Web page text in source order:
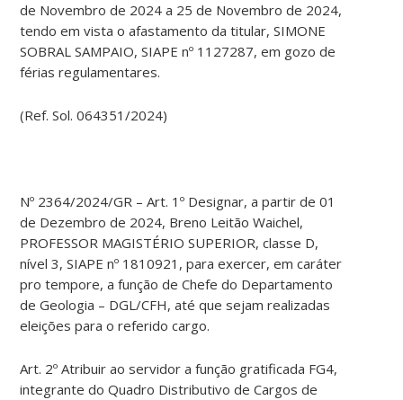
de Novembro de 2024 a 25 de Novembro de 2024,
tendo em vista o afastamento da titular, SIMONE
SOBRAL SAMPAIO, SIAPE nº 1127287, em gozo de
férias regulamentares.
(Ref. Sol. 064351/2024)
Nº 2364/2024/GR – Art. 1º Designar, a partir de 01
de Dezembro de 2024, Breno Leitão Waichel,
PROFESSOR MAGISTÉRIO SUPERIOR, classe D,
nível 3, SIAPE nº 1810921, para exercer, em caráter
pro tempore, a função de Chefe do Departamento
de Geologia – DGL/CFH, até que sejam realizadas
eleições para o referido cargo.
Art. 2º Atribuir ao servidor a função gratificada FG4,
integrante do Quadro Distributivo de Cargos de